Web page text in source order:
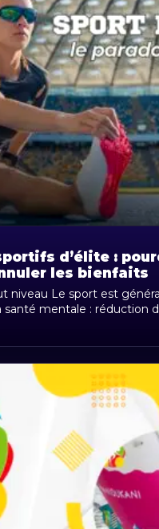
d’élite :
les bienfaits
niveau Le sport est
santé mentale : réduction